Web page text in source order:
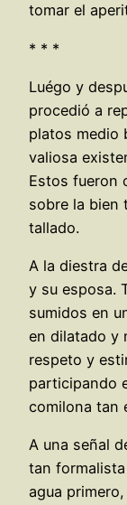
tomar el
* * *
Luégo y
procedió a
platos medio
valiosa
Estos fueron
sobre la bien
tallado.
A la diestra
y su esposa.
sumidos en
en dilatado y
respeto y
participando
comilona tan
A una señal
tan
agua